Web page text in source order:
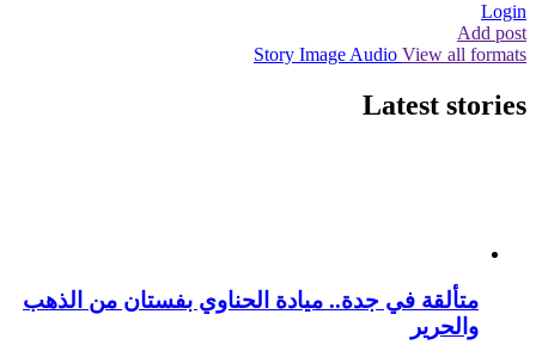
Login
Add post
Story Image Audio View all formats
Latest stories
متألقة في جدة.. ميادة الحناوي بفستان من الذهب
والحرير